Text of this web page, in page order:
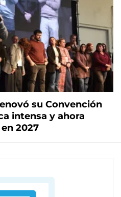
su Convención
intensa y ahora
2027